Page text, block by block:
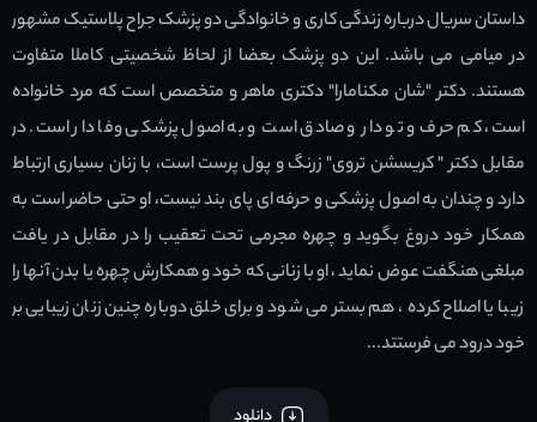
داستان سریال درباره زندگی کاری و خانوادگی دو پزشک جراح پلاستیک مشهور
در میامی می باشد. این دو پزشک بعضا از لحاظ شخصیتی کاملا متفاوت
هستند. دکتر "شان مکنامارا" دکتری ماهر و متخصص است که مرد خانواده
است، کم حرف و تو دار و صادق است و به اصول پزشکی وفا دار است. در
مقابل دکتر " کریسشن تروی" زرنگ و پول پرست است، با زنان بسیاری ارتباط
دارد و چندان به اصول پزشکی و حرفه ای پای بند نیست، او حتی حاضر است به
همکار خود دروغ بگوید و چهره مجرمی تحت تعقیب را در مقابل در یافت
مبلغی هنگفت عوض نماید ، او با زنانی که خود و همکارش چهره یا بدن آنها را
زیبا یا اصلاح کرده ، هم بستر می شود و برای خلق دوباره چنین زنان زیبایی بر
خود درود می فرستتد...